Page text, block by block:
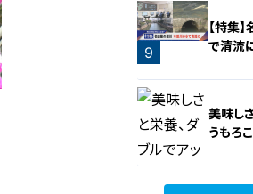
9
【特集
で清流
美味し
うもろ